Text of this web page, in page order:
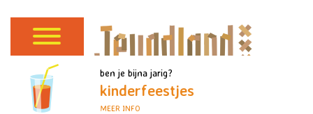
ben je bijna jarig?
kinderfeestjes
MEER INFO